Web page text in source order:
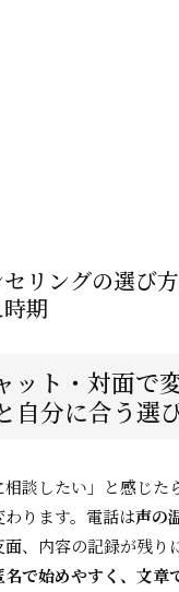
リングの選び
期
ット・対面で
自分に合う選
相談したい」と感じ
ります。電話は声の
面、内容の記録が残り
で始めやすく、文章